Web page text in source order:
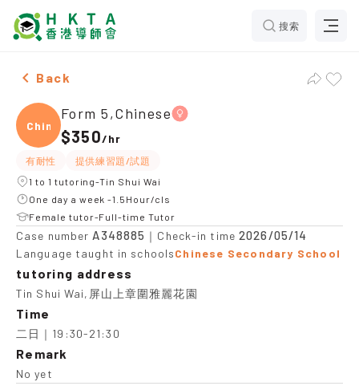
搜索
Female Form 5,Chinese，Tin Shui Wai Tuition
Back
Chine
Form 5,Chinese
$350/hr
有耐性
提供練習題/試題
1 to 1 tutoring-Tin Shui Wai
One day a week -1.5Hour/cls
Female tutor-Full-time Tutor
Case number A348885 ｜Check-in time2026/05/14
Language taught in schoolsChinese Secondary School
tutoring address
Tin Shui Wai,屏山上章圍雅麗花園
Time
二日｜19:30-21:30
Remark
No yet